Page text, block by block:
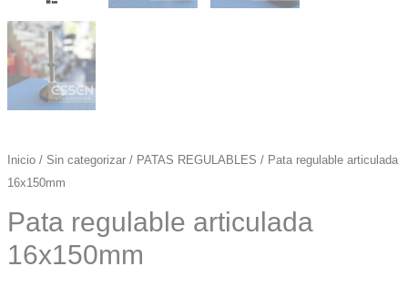
Inicio/ Sin categorizar/ PATAS REGULABLES / Pata regulable articulada
16x150mm
Pata regulable articulada
16x150mm